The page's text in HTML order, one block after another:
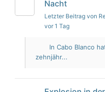
Nacht
Letzter Beitrag von
vor 1 Tag
In Cabo Blanco
zehnjähr...